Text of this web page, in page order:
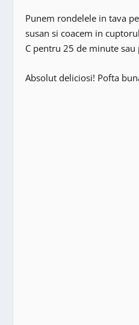
Punem rondelele in tava
susan si coacem in
C pentru 25 de minute sau
Absolut deliciosi! Pofta